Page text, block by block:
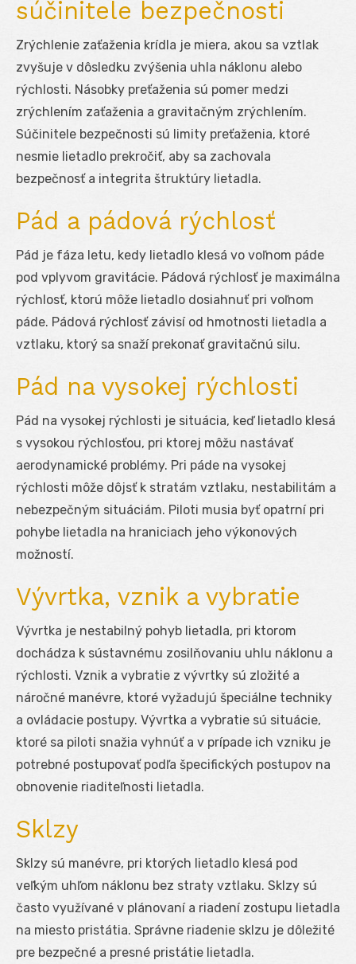
súčinitele bezpečnosti
Zrýchlenie zaťaženia krídla je miera, akou sa vztlak
zvyšuje v dôsledku zvýšenia uhla náklonu alebo
rýchlosti. Násobky preťaženia sú pomer medzi
zrýchlením zaťaženia a gravitačným zrýchlením.
Súčinitele bezpečnosti sú limity preťaženia, ktoré
nesmie lietadlo prekročiť, aby sa zachovala
bezpečnosť a integrita štruktúry lietadla.
Pád a pádová rýchlosť
Pád je fáza letu, kedy lietadlo klesá vo voľnom páde
pod vplyvom gravitácie. Pádová rýchlosť je maximálna
rýchlosť, ktorú môže lietadlo dosiahnuť pri voľnom
páde. Pádová rýchlosť závisí od hmotnosti lietadla a
vztlaku, ktorý sa snaží prekonať gravitačnú silu.
Pád na vysokej rýchlosti
Pád na vysokej rýchlosti je situácia, keď lietadlo klesá
s vysokou rýchlosťou, pri ktorej môžu nastávať
aerodynamické problémy. Pri páde na vysokej
rýchlosti môže dôjsť k stratám vztlaku, nestabilitám a
nebezpečným situáciám. Piloti musia byť opatrní pri
pohybe lietadla na hraniciach jeho výkonových
možností.
Vývrtka, vznik a vybratie
Vývrtka je nestabilný pohyb lietadla, pri ktorom
dochádza k sústavnému zosilňovaniu uhlu náklonu a
rýchlosti. Vznik a vybratie z vývrtky sú zložité a
náročné manévre, ktoré vyžadujú špeciálne techniky
a ovládacie postupy. Vývrtka a vybratie sú situácie,
ktoré sa piloti snažia vyhnúť a v prípade ich vzniku je
potrebné postupovať podľa špecifických postupov na
obnovenie riaditeľnosti lietadla.
Sklzy
Sklzy sú manévre, pri ktorých lietadlo klesá pod
veľkým uhľom náklonu bez straty vztlaku. Sklzy sú
často využívané v plánovaní a riadení zostupu lietadla
na miesto pristátia. Správne riadenie sklzu je dôležité
pre bezpečné a presné pristátie lietadla.